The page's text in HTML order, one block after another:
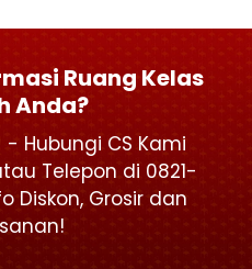
Ruang Kelas
Anda?
- Hubungi CS Kami
Telepon di 0821-
Diskon, Grosir dan